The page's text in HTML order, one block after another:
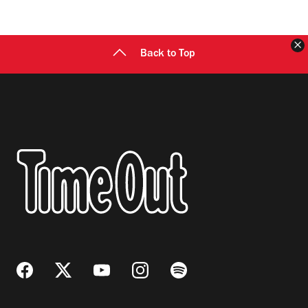
Back to Top